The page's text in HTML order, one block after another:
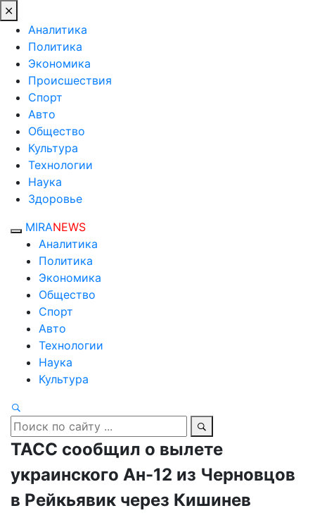
Аналитика
Политика
Экономика
Происшествия
Спорт
Авто
Общество
Культура
Технологии
Наука
Здоровье
MIRANEWS
Аналитика
Политика
Экономика
Общество
Спорт
Авто
Технологии
Наука
Культура
ТАСС сообщил о вылете
украинского Ан-12 из Черновцов
в Рейкьявик через Кишинев